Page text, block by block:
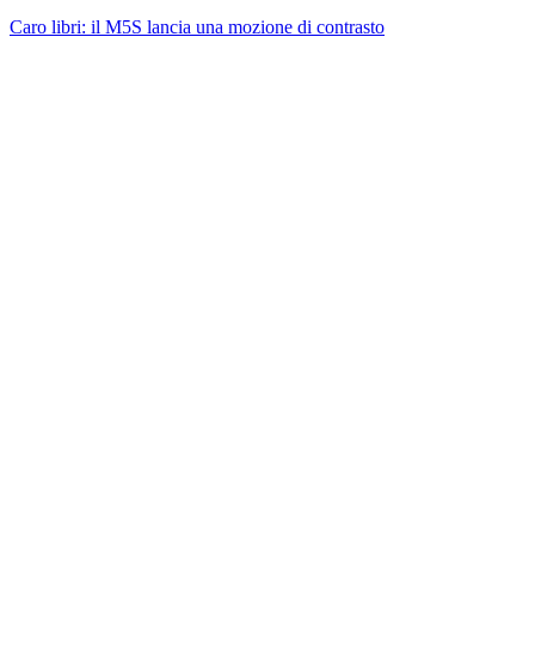
Caro libri: il M5S lancia una mozione di contrasto